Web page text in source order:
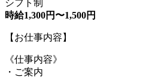
シフト制
時給1,300円〜1,500円
【お仕事内容】
《仕事内容》
・ご案内